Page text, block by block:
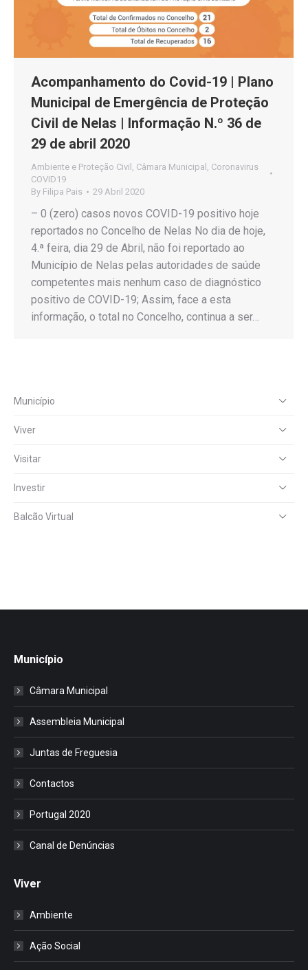
Acompanhamento do Covid-19 | Plano
Municipal de Emergência de Proteção
Civil de Nelas | Informação N.º 36 de
29 de abril 2020
Ambiente e Proteção Civil Câmara Municipal Coronavirus
COVID19
By Filipa Pais 29 Abril 2020
– 0 (zero) casos novos COVID-19 positivo hoje
reportados no Concelho de Nelas No dia de hoje,
4.ª feira, dia 29 de Abril, não foi reportado ao
Município de Nelas pelas autoridades de saúde
competentes mais nenhum caso de diagnóstico
positivo de COVID-19; Assim, face a esta
informação, o total no Concelho, continua a ser…
Município
Viver
Visitar
Investir
Balcão Virtual
Município
Câmara Municipal
Assembleia Municipal
Juntas de Freguesia
Contactos
Portugal 2020
Canal de Denúncias
Viver
Ambiente
Ação Social